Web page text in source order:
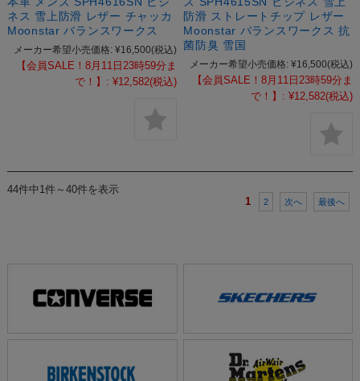
ネス 雪上防滑 レザー チャッカ
Moonstar バランスワークス
メーカー希望小売価格: ¥16,500(税込)
【会員SALE！8月11日23時59分ま
で！】: ¥12,582(税込)
防滑 ストレートチップ レザー
Moonstar バランスワークス 抗
菌防臭 雪国
メーカー希望小売価格: ¥16,500(税込)
【会員SALE！8月11日23時59分ま
で！】: ¥12,582(税込)
44件中1件～40件を表示
1
2 次へ 最後へ